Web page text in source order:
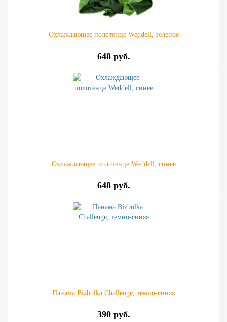
Охлаждающее полотенце Weddell, зеленое
648 руб.
Охлаждающее полотенце Weddell, синее
648 руб.
Панама Bizbolka Challenge, темно-синяя
390 руб.